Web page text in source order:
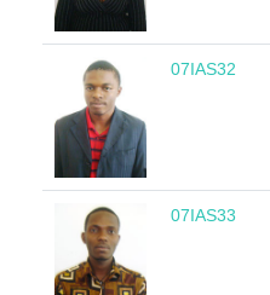
07IAS32
07IAS33